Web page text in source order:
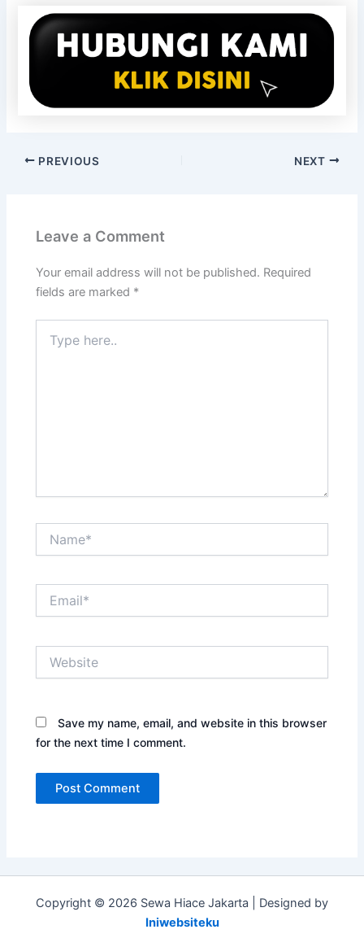
PREVIOUS NEXT
Leave a Comment
Your email address will not be published. Required
fields are marked *
here..
Save my name, email, and website in this browser
for the next time I comment.
Copyright © 2026 Sewa Hiace Jakarta | Designed by
Iniwebsiteku